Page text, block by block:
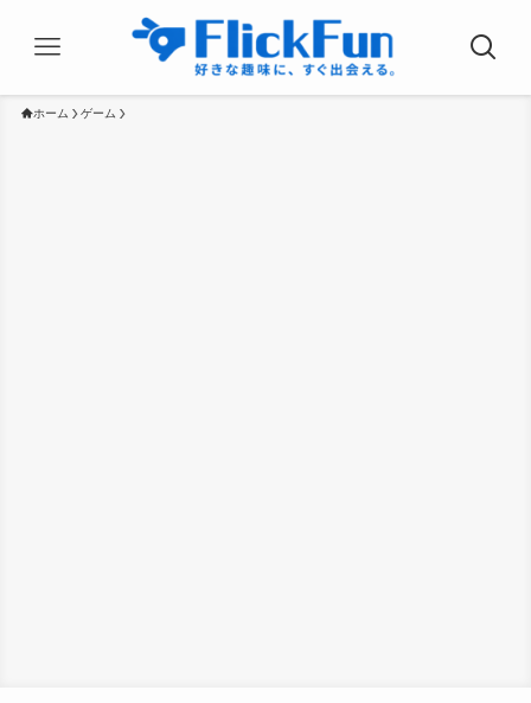
ホーム ゲーム